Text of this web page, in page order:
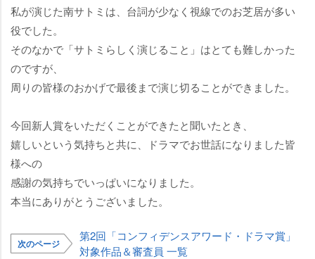
私が演じた南サトミは、台詞が少なく視線でのお芝居が多い
役でした。
そのなかで「サトミらしく演じること」はとても難しかった
のですが、
周りの皆様のおかげで最後まで演じ切ることができました。
今回新人賞をいただくことができたと聞いたとき、
嬉しいという気持ちと共に、ドラマでお世話になりました皆
様への
感謝の気持ちでいっぱいになりました。
本当にありがとうございました。
次のページ
第2回「コンフィデンスアワード・ドラマ賞」
対象作品＆審査員 一覧